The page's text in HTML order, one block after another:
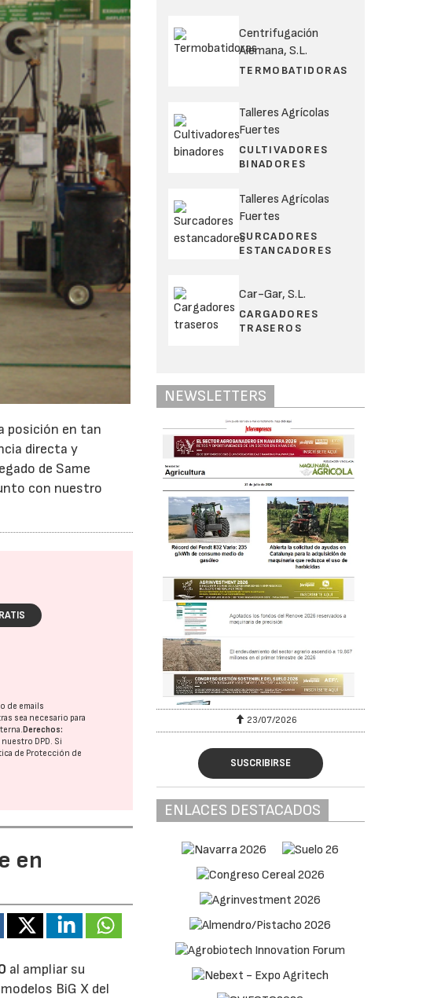
posición en tan
directa y
de Same
con nuestro
de emails
sea necesario para
Derechos:
DPD. Si
de Protección de
en
al ampliar su
BiG X del
Centrifugación
Alemana, S.L.
TERMOBATIDORAS
Talleres Agrícolas
Fuertes
CULTIVADORES
BINADORES
Talleres Agrícolas
Fuertes
SURCADORES
ESTANCADORES
Car-Gar, S.L.
CARGADORES
TRASEROS
NEWSLETTERS
27/07/2026 23/07/2026
SUSCRIBIRSE
ENLACES DESTACADOS